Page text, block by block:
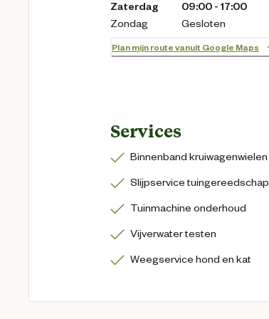
Zaterdag
09:00 - 17:00
Zondag
Gesloten
Plan mijn route vanuit Google Maps
Services
Binnenband kruiwagenwielen
Slijpservice tuingereedschap
Tuinmachine onderhoud
Vijverwater testen
Weegservice hond en kat